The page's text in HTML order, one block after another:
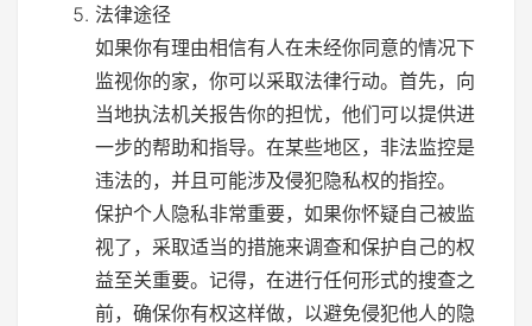
法律途径
如果你有理由相信有人在未经你同意的情况下
监视你的家，你可以采取法律行动。首先，向
当地执法机关报告你的担忧，他们可以提供进
一步的帮助和指导。在某些地区，非法监控是
违法的，并且可能涉及侵犯隐私权的指控。
保护个人隐私非常重要，如果你怀疑自己被监
视了，采取适当的措施来调查和保护自己的权
益至关重要。记得，在进行任何形式的搜查之
前，确保你有权这样做，以避免侵犯他人的隐